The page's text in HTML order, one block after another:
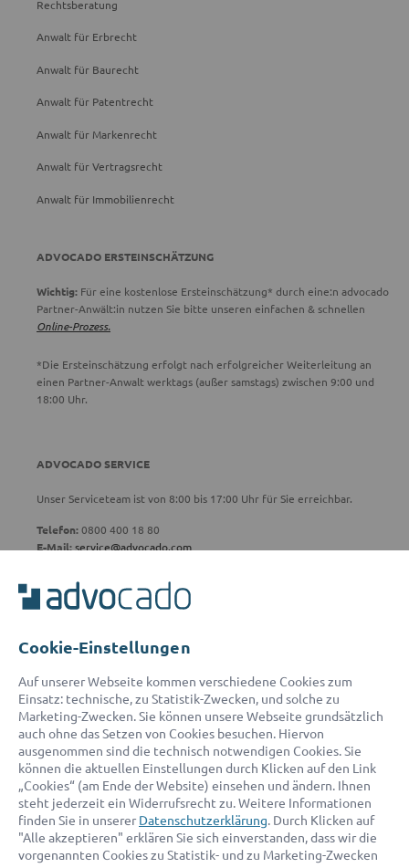
Rechtsberatung
Anwalt für Erbrecht
Anwalt für Baurecht
Anwalt für Patentrecht
Anwalt für Markenrecht
Anwalt für Vertragsrecht
Anwalt für Immobilienrecht
ADVOCADO ERSTEINSCHÄTZUNG
Wichtig: Für eine kostenlose Ersteinschätzung* durch eine:n advocado
Partner-Anwält:in nutzen Sie bitte unseren einfachen & schnellen
Online-Prozess.
*Die Ersteinschätzung erfolgt nach erfolgreicher Weiterleitung an
einen Partner-Anwalt werktags (außer samstags) zwischen 9:00 und
18:00 Uhr.
ADVOCADO SERVICE
Unser Serviceteam ist von 8:00 bis 17:00 Uhr für Sie erreichbar.
Telefon:0800 400 18 80
E-Mail:service@advocado.com
© 2026 advocado - einfach online den passenden Rechtsanwalt finden
Auszeichnungen:
Cookie-Einstellungen
Auf unserer Webseite kommen verschiedene Cookies zum
Einsatz: technische, zu Statistik-Zwecken, und solche zu
Marketing-Zwecken. Sie können unsere Webseite grundsätzlich
auch ohne das Setzen von Cookies besuchen. Hiervon
ausgenommen sind die technisch notwendigen Cookies. Sie
können die aktuellen Einstellungen durch Klicken auf den Link
„Cookies“ (am Ende der Website) einsehen und ändern. Ihnen
steht jederzeit ein Widerrufsrecht zu. Weitere Informationen
finden Sie in unserer Datenschutzerklärung. Durch Klicken auf
"Alle akzeptieren" erklären Sie sich einverstanden, dass wir die
vorgenannten Cookies zu Statistik- und zu Marketing-Zwecken